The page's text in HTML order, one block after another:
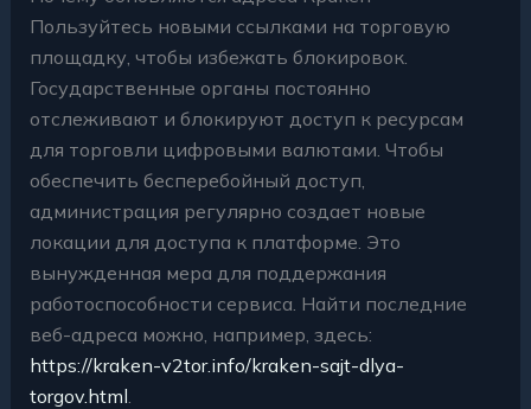
Пользуйтесь новыми ссылками на торговую
площадку, чтобы избежать блокировок.
Государственные органы постоянно
отслеживают и блокируют доступ к ресурсам
для торговли цифровыми валютами. Чтобы
обеспечить бесперебойный доступ,
администрация регулярно создает новые
локации для доступа к платформе. Это
вынужденная мера для поддержания
работоспособности сервиса. Найти последние
веб-адреса можно, например, здесь:
https://kraken-v2tor.info/kraken-sajt-dlya-
torgov.html